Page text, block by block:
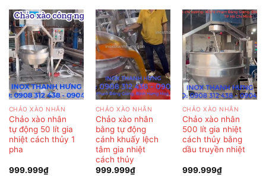
CHẢO XÀO NHÂN
Chảo xào nhân
tự động 50 lít gia
nhiệt cách thủy 1
pha
999.999₫
CHẢO XÀO NHÂN
Chảo xào nhân
bằng tự động
cánh khuấy lệch
tâm gia nhiệt
cách thủy
999.999₫
CHẢO XÀO NHÂN
Chảo xào nhân
500 lít gia nhiệt
cách thủy bằng
dầu truyền nhiệt
999.999₫